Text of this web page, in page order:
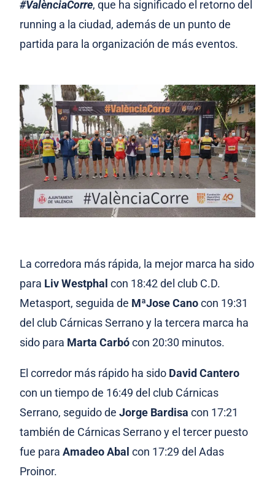
#ValènciaCorre, que ha significado el retorno del
running a la ciudad, además de un punto de
partida para la organización de más eventos.
La corredora más rápida, la mejor marca ha sido
para Liv Westphal con 18:42 del club C.D.
Metasport, seguida de MªJose Canocon 19:31
del club Cárnicas Serrano y la tercera marca ha
sido para Marta Carbócon 20:30 minutos.
El corredor más rápido ha sido David Cantero
con un tiempo de 16:49 del club Cárnicas
Serrano, seguido deJorge Bardisa con 17:21
también de Cárnicas Serrano y el tercer puesto
fue paraAmadeo Abal con 17:29 del Adas
Proinor.